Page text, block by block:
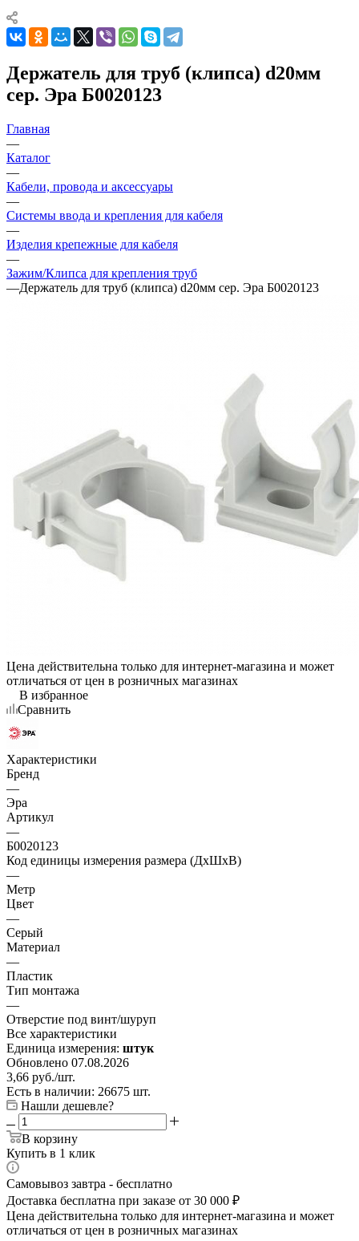
Держатель для труб (клипса) d20мм
сер. Эра Б0020123
Главная
—
Каталог
—
Кабели, провода и аксессуары
—
Системы ввода и крепления для кабеля
—
Изделия крепежные для кабеля
—
Зажим/Клипса для крепления труб
—Держатель для труб (клипса) d20мм сер. Эра Б0020123
Цена действительна только для интернет-магазина и может
отличаться от цен в розничных магазинах
В избранное
Сравнить
Характеристики
Бренд
—
Эра
Артикул
—
Б0020123
Код единицы измерения размера (ДхШхВ)
—
Метр
Цвет
—
Серый
Материал
—
Пластик
Тип монтажа
—
Отверстие под винт/шуруп
Все характеристики
Единица измерения: штук
Обновлено 07.08.2026
3,66 руб./шт.
Есть в наличии: 26675 шт.
Нашли дешевле?
В корзину
Купить в 1 клик
Самовывоз завтра - бесплатно
Доставка бесплатна при заказе от 30 000 ₽
Цена действительна только для интернет-магазина и может
отличаться от цен в розничных магазинах